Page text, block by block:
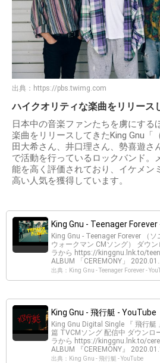
出典： https://pbs.twimg.com
ハイクオリティな楽曲をリリース
日本中の音楽ファンたちを虜にする
楽曲をリリースしてきたKing Gnu「
田大希さん、井口理さん、勢喜遊さ
で活動を行っているロックバンド。
能を高く評価されており、イケメン
高い人気を獲得しています。
King Gnu - Teenager
King Gnu - Teenager Forever （
ウォークマン CMソング） ダウ
ラから https://kinggnu.lnk.to/
ALBUM 「CEREMONY」
出典：King Gnu - Teenager Forever -
King Gnu - 飛行艇 - YouTube
King Gnu Digital Single 『 飛行艇
篇 TVCMソング 配信中 ダウンロ
ラから https://kinggnu.lnk.to/
ALBUM 『CEREMONY』
出典：King Gnu - 飛行艇 - YouTube